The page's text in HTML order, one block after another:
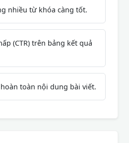
nhiều từ khóa càng tốt.
(CTR) trên bảng kết quả
toàn nội dung bài viết.